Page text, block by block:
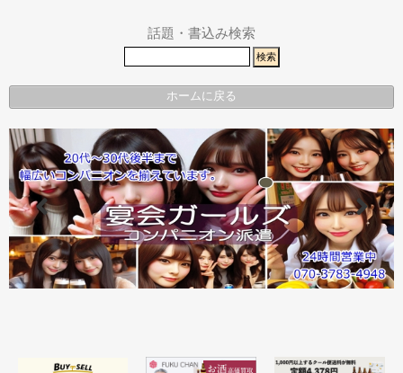
話題・書込み検索
ホームに戻る